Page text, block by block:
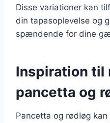
Disse variationer kan
din tapasoplevelse og
spændende for dine
Inspiration til
pancetta og
Pancetta og rødløg